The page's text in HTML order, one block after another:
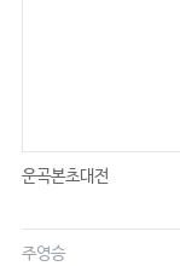
운곡본초대전
주영승